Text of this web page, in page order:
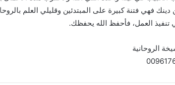
فهي فتنة كبيرة على المبتدئين وقليلي العلم
العمل، فأحفظ الله يحفظك.
الروحانية